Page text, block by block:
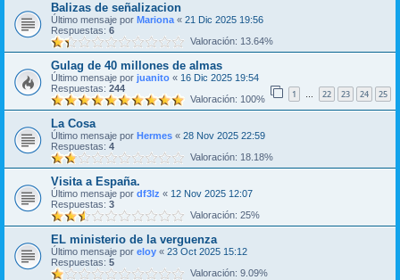
Balizas de señalizacion
Último mensaje por Mariona « 21 Dic 2025 19:56
Respuestas: 6
Valoración: 13.64%
Gulag de 40 millones de almas
Último mensaje por juanito « 16 Dic 2025 19:54
Respuestas: 244 1 … 22 23 24 25
Valoración: 100%
La Cosa
Último mensaje por Hermes « 28 Nov 2025 22:59
Respuestas: 4
Valoración: 18.18%
Visita a España.
Último mensaje por df3lz « 12 Nov 2025 12:07
Respuestas: 3
Valoración: 25%
EL ministerio de la verguenza
Último mensaje por eloy « 23 Oct 2025 15:12
Respuestas: 5
Valoración: 9.09%